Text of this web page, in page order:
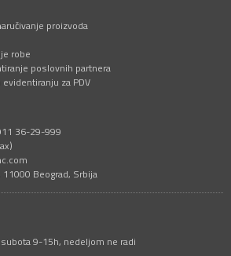
proizvoda
robe
poslovnih partnera
za PDV
36-29-999
Beograd, Srbija
9-15h, nedeljom ne radi